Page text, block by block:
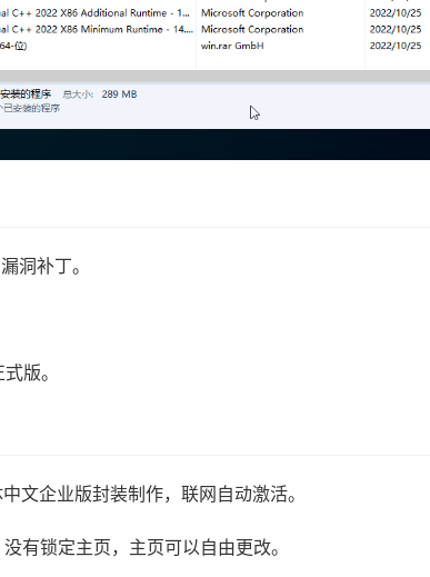
洞补丁。
版。
文企业版封装制作，联网自动激活。
有锁定主页，主页可以自由更改。